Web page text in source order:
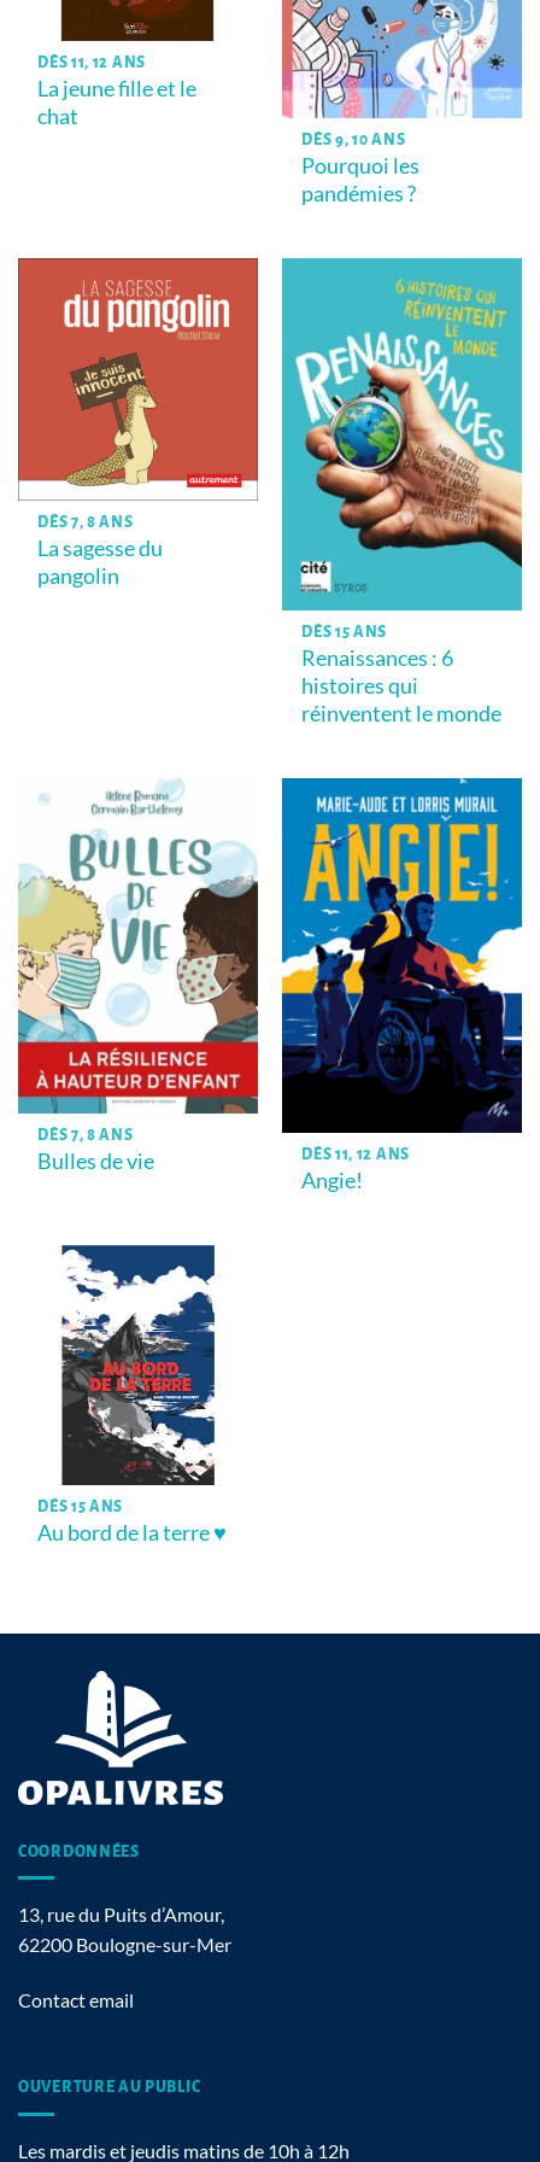
DÈS 11, 12 ANS
La jeune fille et le
chat
DÈS 9, 10 ANS
Pourquoi les
pandémies ?
DÈS 7, 8 ANS
La sagesse du
pangolin
DÈS 15 ANS
Renaissances : 6
histoires qui
réinventent le monde
DÈS 7, 8 ANS
Bulles de vie DÈS 11, 12 ANS
Angie!
DÈS 15 ANS
Au bord de la terre ♥
COORDONNÉES
13, rue du Puits d’Amour,
62200 Boulogne-sur-Mer
Contact email
OUVERTURE AU PUBLIC
Les mardis et jeudis matins de 10h à 12h